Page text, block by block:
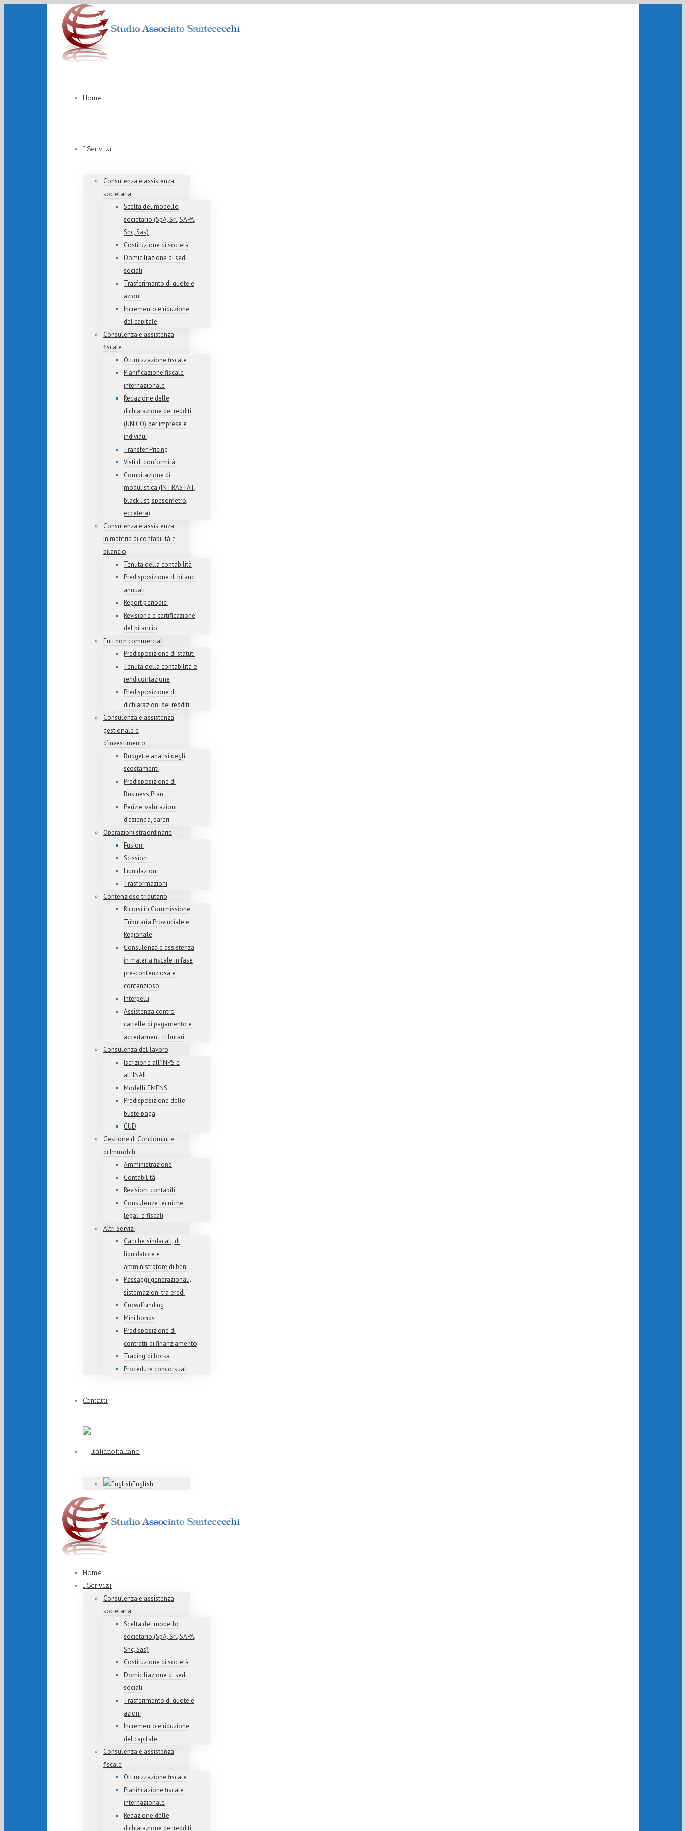
Home
I Servizi
Consulenza e assistenza
societaria
Scelta del modello
societario (SpA, Srl, SAPA,
Snc, Sas)
Costituzione di società
Domiciliazione di sedi
sociali
Trasferimento di quote e
azioni
Incremento e riduzione
del capitale
Consulenza e assistenza
fiscale
Ottimizzazione fiscale
Pianificazione fiscale
internazionale
Redazione delle
dichiarazione dei redditi
(UNICO) per imprese e
individui
Transfer Pricing
Visti di conformità
Compilazione di
modulistica (INTRASTAT,
black list, spesometro,
eccetera)
Consulenza e assistenza
in materia di contabilità e
bilancio
Tenuta della contabilità
Predisposizione di bilanci
annuali
Report periodici
Revisione e certificazione
del bilancio
Enti non commerciali
Predisposizione di statuti
Tenuta della contabilità e
rendicontazione
Predisposizione di
dichiarazioni dei redditi
Consulenza e assistenza
gestionale e
d’investimento
Budget e analisi degli
scostamenti
Predisposizione di
Business Plan
Perizie, valutazioni
d’azienda, pareri
Operazioni straordinarie
Fusioni
Scissioni
Liquidazioni
Trasformazioni
Contenzioso tributario
Ricorsi in Commissione
Tributaria Provinciale e
Regionale
Consulenza e assistenza
in materia fiscale in fase
pre-contenziosa e
contenzioso
Interpelli
Assistenza contro
cartelle di pagamento e
accertamenti tributari
Consulenza del lavoro
Iscrizione all’INPS e
all’INAIL
Modelli EMENS
Predisposizione delle
buste paga
CUD
Gestione di Condomini e
di Immobili
Amministrazione
Contabilità
Revisioni contabili
Consulenze tecniche,
legali e fiscali
Altri Servizi
Cariche sindacali, di
liquidatore e
amministratore di beni
Passaggi generazionali,
sistemazioni tra eredi
Crowdfunding
Mini bonds
Predisposizione di
contratti di finanziamento
Trading di borsa
Procedure concorsuali
Contatti
Italiano
English
Home
I Servizi
Consulenza e assistenza
societaria
Scelta del modello
societario (SpA, Srl, SAPA,
Snc, Sas)
Costituzione di società
Domiciliazione di sedi
sociali
Trasferimento di quote e
azioni
Incremento e riduzione
del capitale
Consulenza e assistenza
fiscale
Ottimizzazione fiscale
Pianificazione fiscale
internazionale
Redazione delle
dichiarazione dei redditi